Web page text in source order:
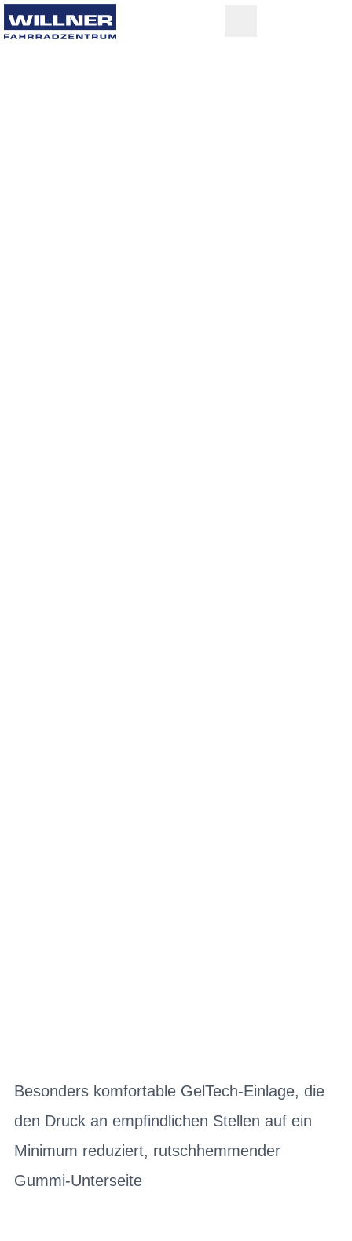
Besonders komfortable GelTech-Einlage, die
den Druck an empfindlichen Stellen auf ein
Minimum reduziert, rutschhemmender
Gummi-Unterseite